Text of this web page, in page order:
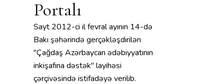
Portalı
Sayt 2012-ci il fevral ayının 14-də
Bakı şəhərində gerçəkləşdirilən
"Çağdaş Azərbaycan ədəbiyyatının
inkişafına dəstək" layihəsi
çərçivəsində istifadəyə verilib.